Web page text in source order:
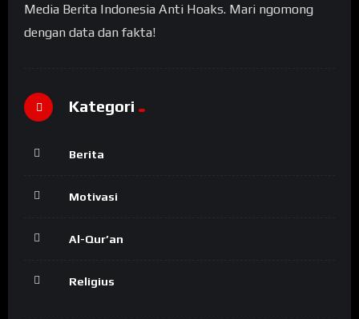
Media Berita Indonesia Anti Hoaks. Mari ngomong
dengan data dan fakta!
Kategori
Berita
Motivasi
Al-Qur’an
Religius